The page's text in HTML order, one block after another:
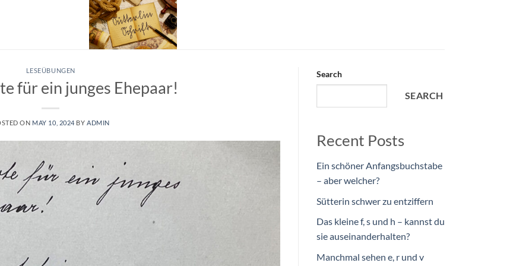
LESEÜBUNGEN
für ein junges Ehepaar!
ON MAY 10, 2024 BY ADMIN
Search
SEARCH
Recent Posts
Ein schöner Anfangsbuchstabe
– aber welcher?
Sütterin schwer zu entziffern
Das kleine f, s und h – kannst du
sie auseinanderhalten?
Manchmal sehen e, r und v